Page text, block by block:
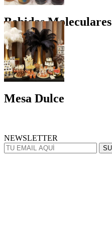
Bebidas Moleculares
Mesa Dulce
NEWSLETTER